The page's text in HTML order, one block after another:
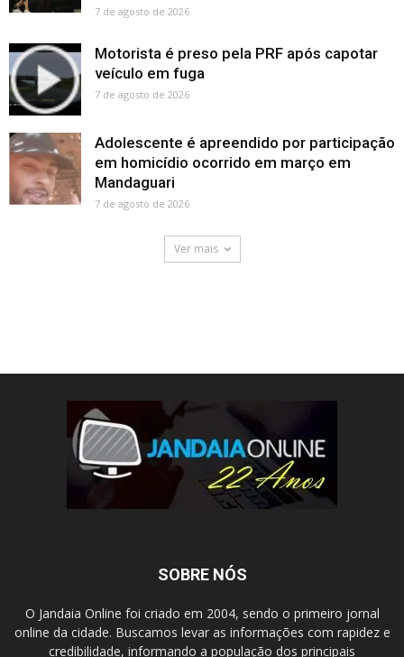
7 de agosto de 2026
Motorista é preso pela PRF após capotar
veículo em fuga
7 de agosto de 2026
Adolescente é apreendido por participação
em homicídio ocorrido em março em
Mandaguari
7 de agosto de 2026
Ver mais
SOBRE NÓS
O Jandaia Online foi criado em 2004, sendo o primeiro jornal
online da cidade. Buscamos levar as informações com rapidez e
credibilidade, informando a população dos principais